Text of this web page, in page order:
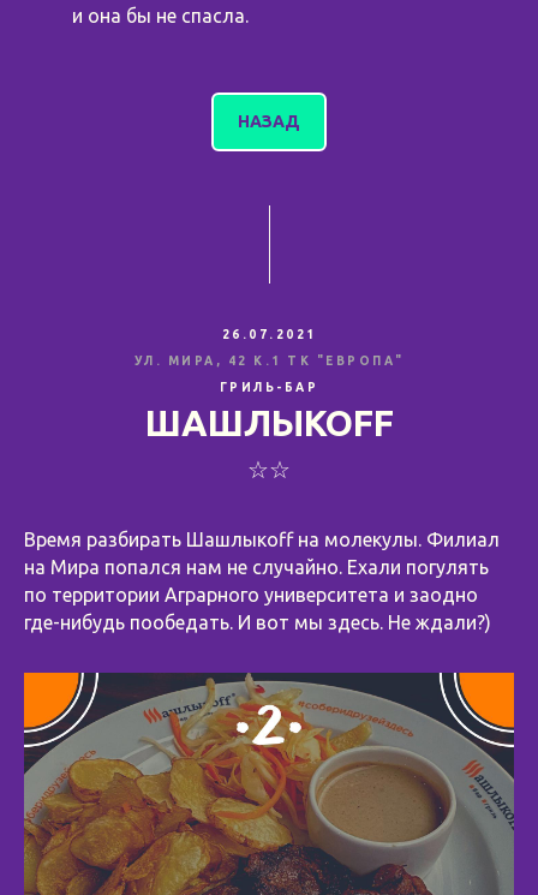
и она бы не спасла.
НАЗАД
26.07.2021
УЛ. МИРА, 42 К.1 ТК "ЕВРОПА"
ГРИЛЬ-БАР
ШАШЛЫКОFF
☆☆
Время разбирать Шашлыкоff на молекулы. Филиал
на Мира попался нам не случайно. Ехали погулять
по территории Аграрного университета и заодно
где-нибудь пообедать. И вот мы здесь. Не ждали?)